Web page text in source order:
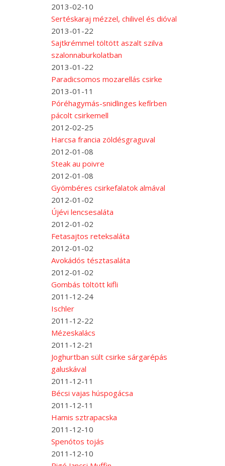
2013-02-10
Sertéskaraj mézzel, chilivel és dióval
2013-01-22
Sajtkrémmel töltött aszalt szilva
szalonnaburkolatban
2013-01-22
Paradicsomos mozarellás csirke
2013-01-11
Póréhagymás-snidlinges kefírben
pácolt csirkemell
2012-02-25
Harcsa francia zöldésgraguval
2012-01-08
Steak au poivre
2012-01-08
Gyömbéres csirkefalatok almával
2012-01-02
Újévi lencsesaláta
2012-01-02
Fetasajtos reteksaláta
2012-01-02
Avokádós tésztasaláta
2012-01-02
Gombás töltött kifli
2011-12-24
Ischler
2011-12-22
Mézeskalács
2011-12-21
Joghurtban sült csirke sárgarépás
galuskával
2011-12-11
Bécsi vajas húspogácsa
2011-12-11
Hamis sztrapacska
2011-12-10
Spenótos tojás
2011-12-10